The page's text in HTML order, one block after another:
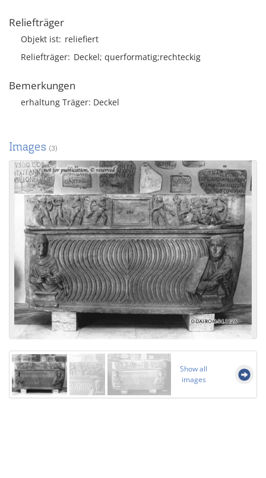
Reliefträger
Objekt ist reliefiert
Reliefträger Deckel; querformatig;rechteckig
Bemerkungen
erhaltung Träger: Deckel
Images (3)
Show all
images